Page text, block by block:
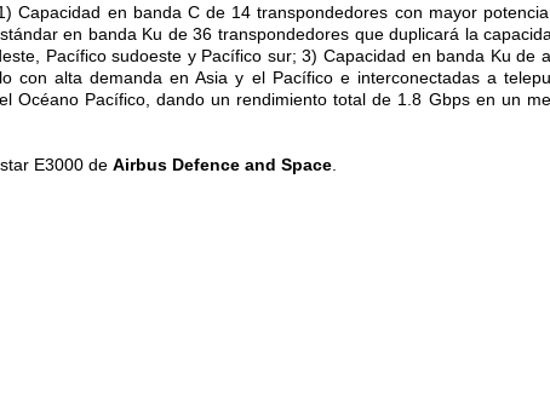
Capacidad en banda C de 14 transpondedores con mayor
en banda Ku de 36 transpondedores que duplicará la
Pacífico sudoeste y Pacífico sur; 3) Capacidad en banda Ku de
con alta demanda en Asia y el Pacífico e interconectadas a
Océano Pacífico, dando un rendimiento total de 1.8 Gbps en un
E3000 de Airbus Defence and Space